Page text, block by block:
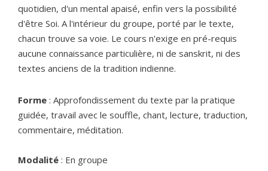
quotidien, d'un mental apaisé, enfin vers la possibilité
d'être Soi. A l'intérieur du groupe, porté par le texte,
chacun trouve sa voie. Le cours n'exige en pré-requis
aucune connaissance particulière, ni de sanskrit, ni des
textes anciens de la tradition indienne.
Forme : Approfondissement du texte par la pratique
guidée, travail avec le souffle, chant, lecture, traduction,
commentaire, méditation.
Modalité : En groupe